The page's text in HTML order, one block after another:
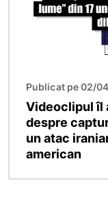
Publicat pe 02/
Videoclipul îl
despre
un atac
american